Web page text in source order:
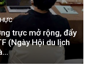
trực mở rộng, đẩy
(Ngày Hội du lịch